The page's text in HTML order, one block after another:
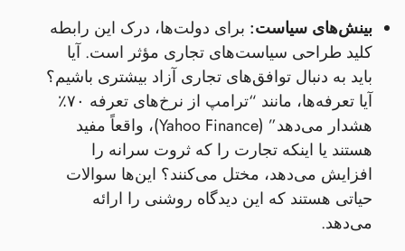
بینش‌های سیاست: برای دولت‌ها، درک این رابطه
کلید طراحی سیاست‌های تجاری مؤثر است. آیا
باید به دنبال توافق‌های تجاری آزاد بیشتری باشیم؟
آیا تعرفه‌ها، مانند “ترامپ از نرخ‌های تعرفه ۷۰٪
هشدار می‌دهد” (Yahoo Finance)، واقعاً مفید
هستند یا اینکه تجارت را که ثروت سرانه را
افزایش می‌دهد، مختل می‌کنند؟ این‌ها سوالات
حیاتی هستند که این دیدگاه روشنی را ارائه
می‌دهد.